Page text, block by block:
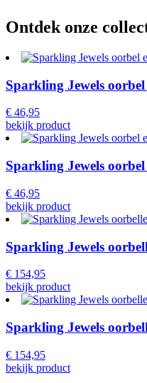
Ontdek onze
Sparkling Jewels
€ 46,95
bekijk product
Sparkling Jewels
€ 46,95
bekijk product
Sparkling Jewels
€ 154,95
bekijk product
Sparkling Jewels
€ 154,95
bekijk product